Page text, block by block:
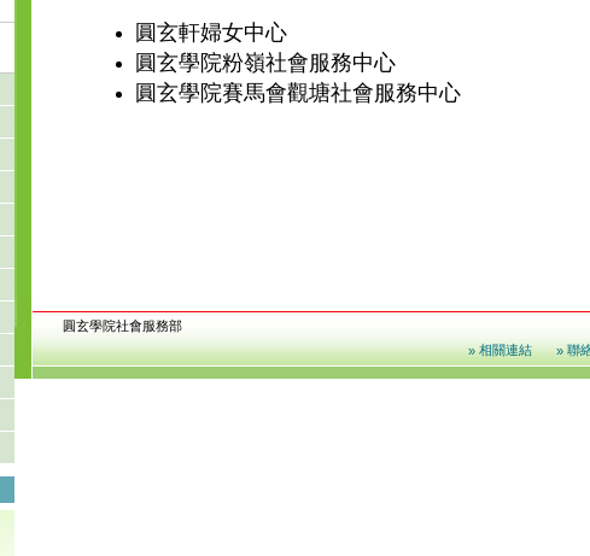
圓玄軒婦女中心
圓玄學院粉嶺社會服務中心
圓玄學院賽馬會觀塘社會服務中心
圓玄學院社會服務部
»聯
»相關連結